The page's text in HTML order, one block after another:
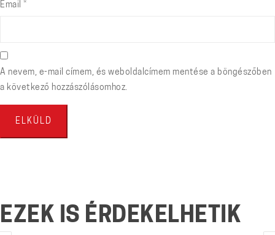
Email *
A nevem, e-mail címem, és weboldalcímem mentése a böngészőben
a következő hozzászólásomhoz.
EZEK IS ÉRDEKELHETIK